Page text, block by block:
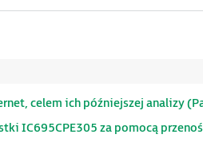
celem ich późniejszej analizy
IC695CPE305 za pomocą